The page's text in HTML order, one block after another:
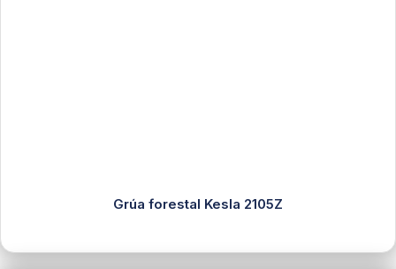
Grúa forestal Kesla 2105Z